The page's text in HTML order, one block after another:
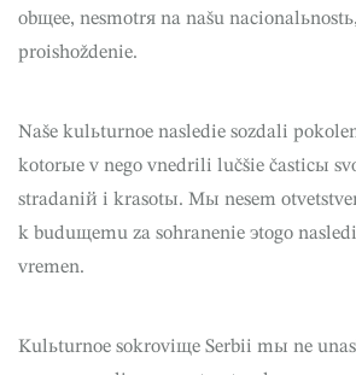
obщee, nesmotrя na našu
proishoždenie.
Naše kulьturnoe nasledie sozdali
kotorыe v nego vnedrili lučšie časticы
stradaniй i krasotы. Mы nesem
k buduщemu za sohranenie эtogo
vremen.
Kulьturnoe sokroviщe Serbii mы ne